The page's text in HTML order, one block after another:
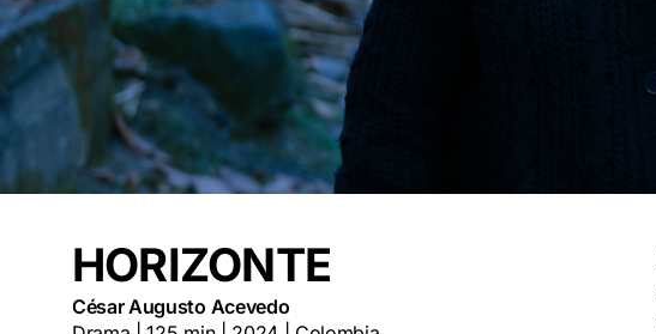
HORIZONTE
César Augusto Acevedo